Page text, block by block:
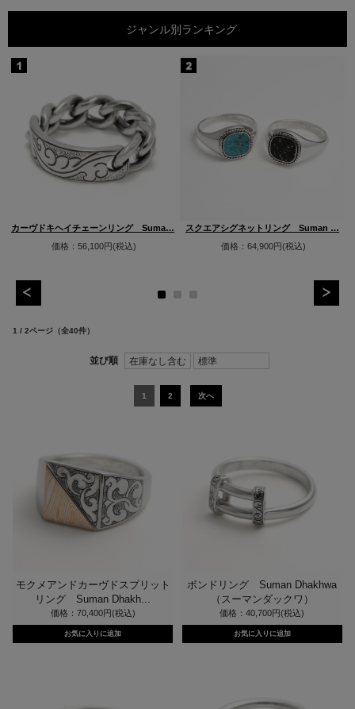
ジャンル別ランキング
カーヴドキヘイチェーンリング Suma…
価格：56,100円(税込)
スクエアシグネットリング Suman …
価格：64,900円(税込)
1 / 2ページ （全40件）
1 2 次へ
モクメアンドカーヴドスプリット
リング Suman Dhakh...
価格：70,400円(税込)
ボンドリング Suman Dhakhwa
（スーマンダックワ）
価格：40,700円(税込)